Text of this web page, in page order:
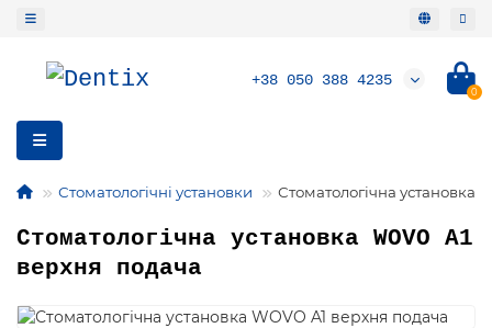
+38 050 388 4235
0
Стоматологічні установки Стоматологічна установка
Стоматологічна установка WOVO A1
верхня подача